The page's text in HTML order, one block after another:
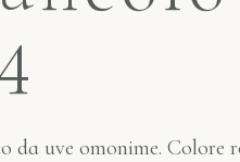
da uve omonime. Colore